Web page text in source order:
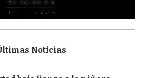
Noticias